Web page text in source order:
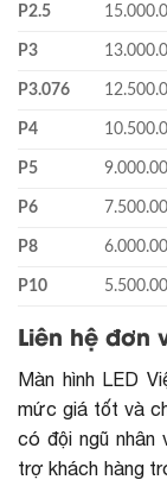
P2.5
P3
P3.076
P4
P5
P6
P8
P10
Liên hệ đơn
Màn hình LED
mức giá tốt và
có đội ngũ nhân
trợ khách hàng